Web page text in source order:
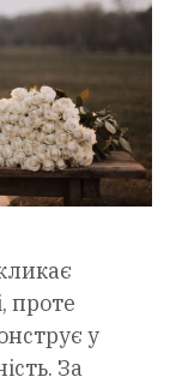
проте
у
За